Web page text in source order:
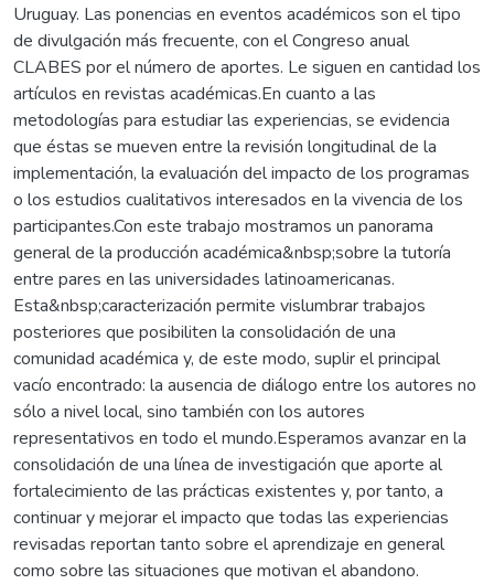
Uruguay. Las ponencias en eventos académicos son el tipo
de divulgación más frecuente, con el Congreso anual
CLABES por el número de aportes. Le siguen en cantidad los
artículos en revistas académicas.En cuanto a las
metodologías para estudiar las experiencias, se evidencia
que éstas se mueven entre la revisión longitudinal de la
implementación, la evaluación del impacto de los programas
o los estudios cualitativos interesados en la vivencia de los
participantes.Con este trabajo mostramos un panorama
general de la producción académica&nbsp;sobre la tutoría
entre pares en las universidades latinoamericanas.
Esta&nbsp;caracterización permite vislumbrar trabajos
posteriores que posibiliten la consolidación de una
comunidad académica y, de este modo, suplir el principal
vacío encontrado: la ausencia de diálogo entre los autores no
sólo a nivel local, sino también con los autores
representativos en todo el mundo.Esperamos avanzar en la
consolidación de una línea de investigación que aporte al
fortalecimiento de las prácticas existentes y, por tanto, a
continuar y mejorar el impacto que todas las experiencias
revisadas reportan tanto sobre el aprendizaje en general
como sobre las situaciones que motivan el abandono.